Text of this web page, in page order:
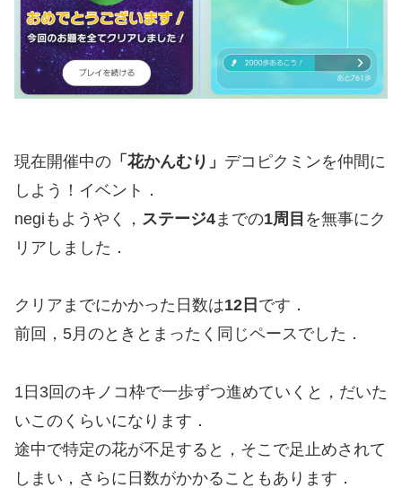
現在開催中の 「花かんむり」 デコピクミンを仲間に
しよう！イベント．
negiもようやく， ステージ4 までの1周目 を無事にク
リアしました．
クリアまでにかかった日数は12日 です．
前回，5月のときとまったく同じペースでした．
1日3回のキノコ枠で一歩ずつ進めていくと，だいた
いこのくらいになります．
途中で特定の花が不足すると，そこで足止めされて
しまい，さらに日数がかかることもあります．